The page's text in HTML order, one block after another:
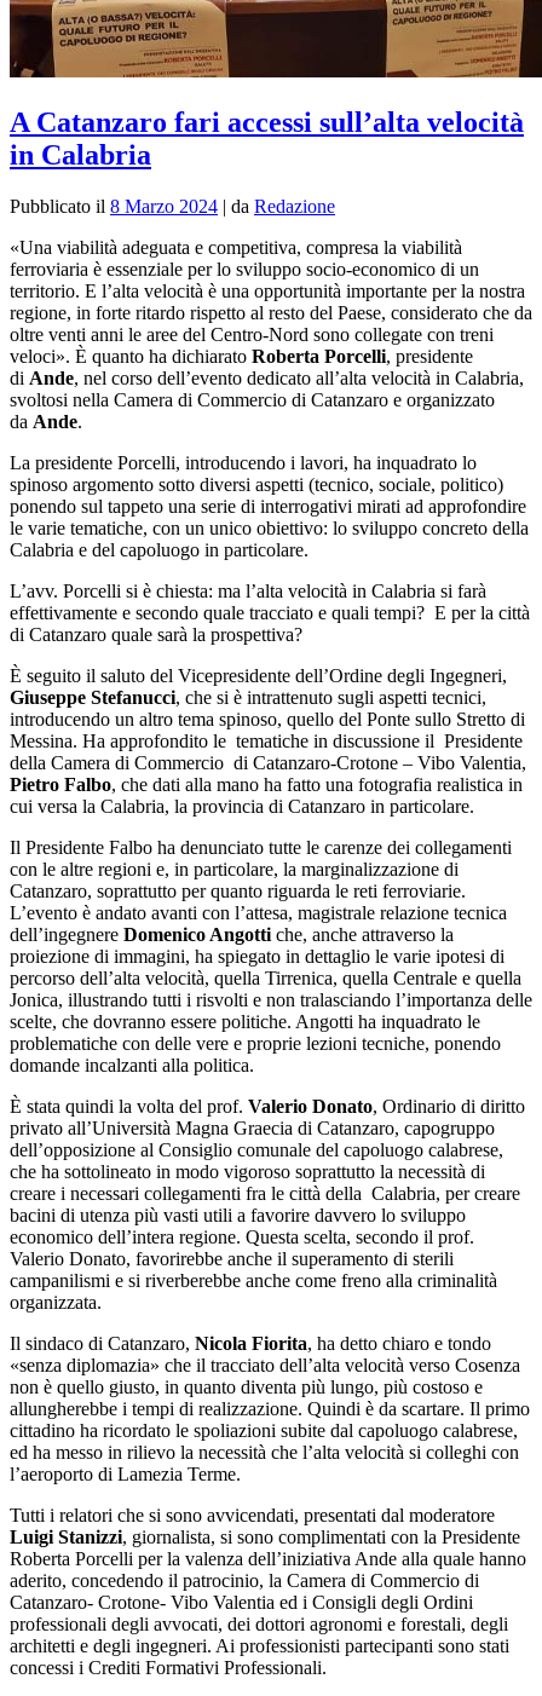
A Catanzaro fari accessi sull’alta velocità
in Calabria
Pubblicato il 8 Marzo 2024 | da Redazione
«Una viabilità adeguata e competitiva, compresa la viabilità
ferroviaria è essenziale per lo sviluppo socio-economico di un
territorio. E l’alta velocità è una opportunità importante per la nostra
regione, in forte ritardo rispetto al resto del Paese, considerato che da
oltre venti anni le aree del Centro-Nord sono collegate con treni
veloci». È quanto ha dichiarato Roberta Porcelli, presidente
di Ande, nel corso dell’evento dedicato all’alta velocità in Calabria,
svoltosi nella Camera di Commercio di Catanzaro e organizzato
da Ande.
La presidente Porcelli, introducendo i lavori, ha inquadrato lo
spinoso argomento sotto diversi aspetti (tecnico, sociale, politico)
ponendo sul tappeto una serie di interrogativi mirati ad approfondire
le varie tematiche, con un unico obiettivo: lo sviluppo concreto della
Calabria e del capoluogo in particolare.
L’avv. Porcelli si è chiesta: ma l’alta velocità in Calabria si farà
effettivamente e secondo quale tracciato e quali tempi? E per la città
di Catanzaro quale sarà la prospettiva?
È seguito il saluto del Vicepresidente dell’Ordine degli Ingegneri,
Giuseppe Stefanucci, che si è intrattenuto sugli aspetti tecnici,
introducendo un altro tema spinoso, quello del Ponte sullo Stretto di
Messina. Ha approfondito le tematiche in discussione il Presidente
della Camera di Commercio di Catanzaro-Crotone – Vibo Valentia,
Pietro Falbo, che dati alla mano ha fatto una fotografia realistica in
cui versa la Calabria, la provincia di Catanzaro in particolare.
Il Presidente Falbo ha denunciato tutte le carenze dei collegamenti
con le altre regioni e, in particolare, la marginalizzazione di
Catanzaro, soprattutto per quanto riguarda le reti ferroviarie.
L’evento è andato avanti con l’attesa, magistrale relazione tecnica
dell’ingegnere Domenico Angotti che, anche attraverso la
proiezione di immagini, ha spiegato in dettaglio le varie ipotesi di
percorso dell’alta velocità, quella Tirrenica, quella Centrale e quella
Jonica, illustrando tutti i risvolti e non tralasciando l’importanza delle
scelte, che dovranno essere politiche. Angotti ha inquadrato le
problematiche con delle vere e proprie lezioni tecniche, ponendo
domande incalzanti alla politica.
È stata quindi la volta del prof. Valerio Donato, Ordinario di diritto
privato all’Università Magna Graecia di Catanzaro, capogruppo
dell’opposizione al Consiglio comunale del capoluogo calabrese,
che ha sottolineato in modo vigoroso soprattutto la necessità di
creare i necessari collegamenti fra le città della Calabria, per creare
bacini di utenza più vasti utili a favorire davvero lo sviluppo
economico dell’intera regione. Questa scelta, secondo il prof.
Valerio Donato, favorirebbe anche il superamento di sterili
campanilismi e si riverberebbe anche come freno alla criminalità
organizzata.
Il sindaco di Catanzaro, Nicola Fiorita, ha detto chiaro e tondo
«senza diplomazia» che il tracciato dell’alta velocità verso Cosenza
non è quello giusto, in quanto diventa più lungo, più costoso e
allungherebbe i tempi di realizzazione. Quindi è da scartare. Il primo
cittadino ha ricordato le spoliazioni subite dal capoluogo calabrese,
ed ha messo in rilievo la necessità che l’alta velocità si colleghi con
l’aeroporto di Lamezia Terme.
Tutti i relatori che si sono avvicendati, presentati dal moderatore
Luigi Stanizzi, giornalista, si sono complimentati con la Presidente
Roberta Porcelli per la valenza dell’iniziativa Ande alla quale hanno
aderito, concedendo il patrocinio, la Camera di Commercio di
Catanzaro- Crotone- Vibo Valentia ed i Consigli degli Ordini
professionali degli avvocati, dei dottori agronomi e forestali, degli
architetti e degli ingegneri. Ai professionisti partecipanti sono stati
concessi i Crediti Formativi Professionali.